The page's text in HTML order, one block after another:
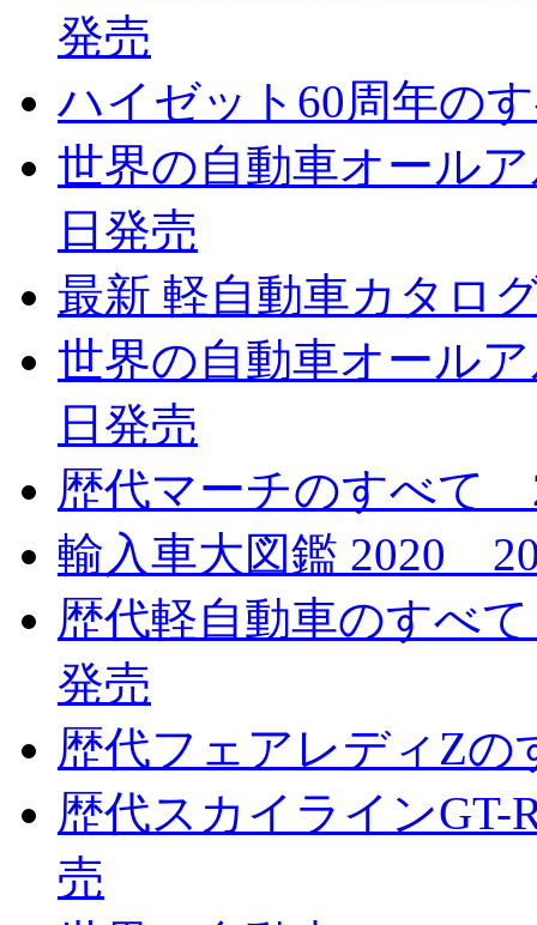
発売
ハイゼット60周年の
世界の自動車オール
日発売
最新 軽自動車カタロ
世界の自動車オール
日発売
歴代マーチのすべて
輸入車大図鑑 2020
歴代軽自動車のすべ
発売
歴代フェアレディZ
歴代スカイライン
売